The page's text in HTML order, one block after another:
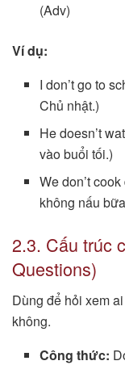
(Adv)
Ví dụ:
I don’t go to
Chủ nhật.)
He doesn’t
vào buổi tối.)
We don’t
không nấu
2.3. Cấu trúc
Questions)
Dùng để hỏi xem
không.
Công thức: